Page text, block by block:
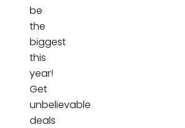
be
the
biggest
this
year!
Get
unbelievable
deals